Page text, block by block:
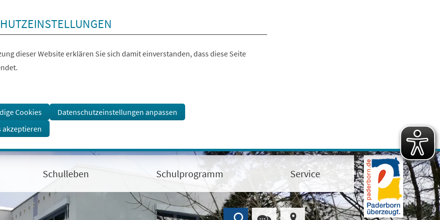
dieser Website erklären Sie sich damit einverstanden, dass diese Seite
Cookies
Datenschutzeinstellungen anpassen
akzeptieren
Schulleben Schulprogramm Service